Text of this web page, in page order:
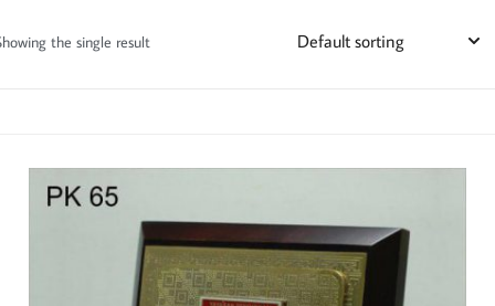
the single result